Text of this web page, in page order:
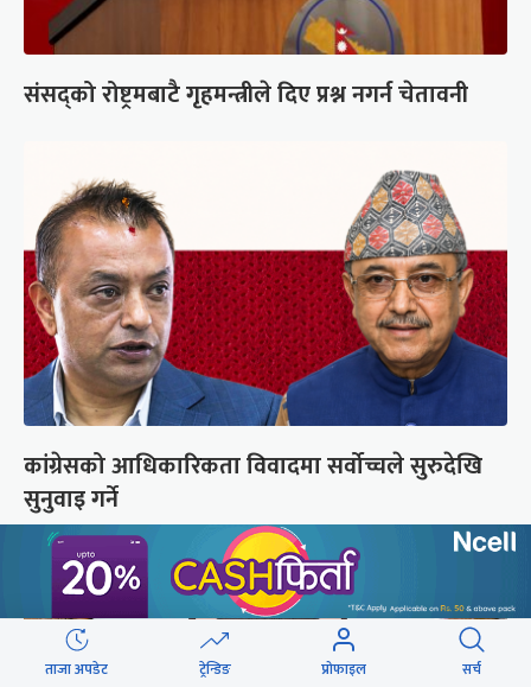
संसद्को रोष्ट्रमबाटै गृहमन्त्रीले दिए प्रश्न नगर्न चेतावनी
कांग्रेसको आधिकारिकता विवादमा सर्वोच्चले सुरुदेखि
सुनुवाइ गर्ने
ताजा अपडेट ट्रेन्डिङ प्रोफाइल सर्च